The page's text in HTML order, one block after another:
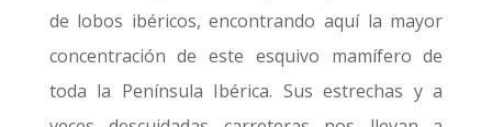
de lobos ibéricos, encontrando aquí la mayor
concentración de este esquivo mamífero de
toda la Península Ibérica. Sus estrechas y a